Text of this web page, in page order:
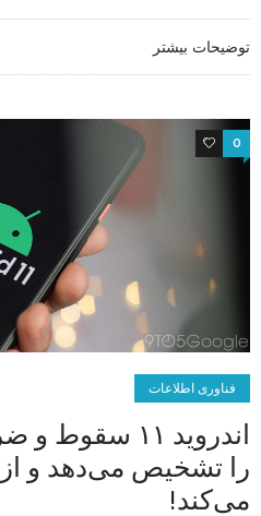
توضیحات بیشتر
0
0
فناوری اطلاعات
اندروید ۱۱
را تشخیص می‌دهد و
می‌کند!